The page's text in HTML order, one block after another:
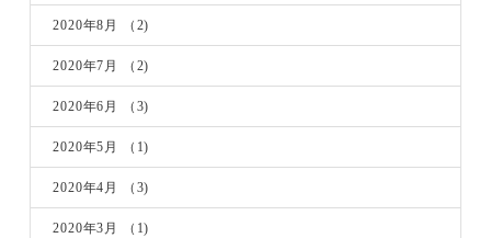
2020年8月 （2)
2020年7月 （2)
2020年6月 （3)
2020年5月 （1)
2020年4月 （3)
2020年3月 （1)